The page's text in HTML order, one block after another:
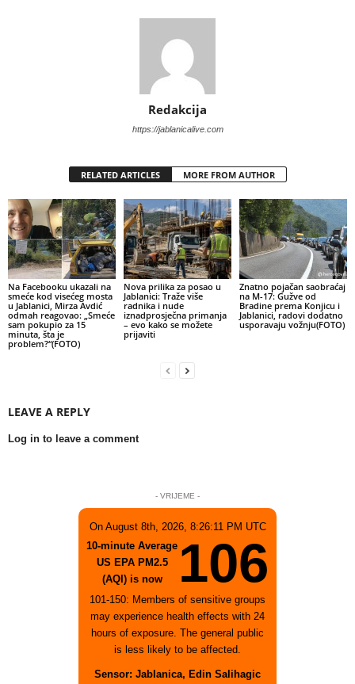
Redakcija
https://jablanicalive.com
RELATED ARTICLES MORE FROM AUTHOR
Na Facebooku ukazali na
smeće kod visećeg mosta
u Jablanici, Mirza Avdić
odmah reagovao: „Smeće
sam pokupio za 15
minuta, šta je
problem?“(FOTO)
Nova prilika za posao u
Jablanici: Traže više
radnika i nude
iznadprosječna primanja
– evo kako se možete
prijaviti
Znatno pojačan saobraćaj
na M-17: Gužve od
Bradine prema Konjicu i
Jablanici, radovi dodatno
usporavaju vožnju(FOTO)
LEAVE A REPLY
Log in to leave a comment
- VRIJEME -
On August 8th, 2026, 8:26:11 PM UTC
10-minute Average
US EPA PM2.5
(AQI) is now
106
101-150: Members of sensitive groups
may experience health effects with 24
hours of exposure. The general public
is less likely to be affected.
Sensor: Jablanica, Edin Salihagic